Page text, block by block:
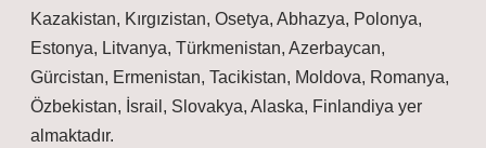
Kazakistan, Kırgızistan, Osetya, Abhazya, Polonya,
Estonya, Litvanya, Türkmenistan, Azerbaycan,
Gürcistan, Ermenistan, Tacikistan, Moldova, Romanya,
Özbekistan, İsrail, Slovakya, Alaska, Finlandiya yer
almaktadır.